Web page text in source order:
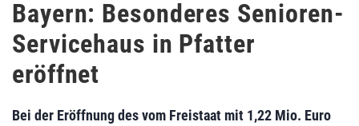
Bayern: Besonderes Senioren-
Servicehaus in Pfatter
eröffnet
Bei der Eröffnung des vom Freistaat mit 1,22 Mio. Euro